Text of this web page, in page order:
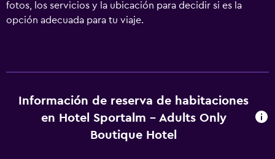
fotos, los servicios y la ubicación para decidir si es la
opción adecuada para tu viaje.
Información de reserva de habitaciones
en Hotel Sportalm - Adults Only
Boutique Hotel